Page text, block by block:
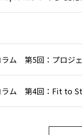
ラム 第4回：Fit to